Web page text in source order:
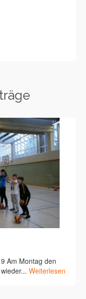
Am Montag den
Weiterlesen